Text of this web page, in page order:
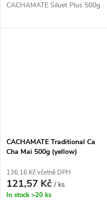
CACHAMATE Siluet Plus 500g
CACHAMATE Traditional Ca
Cha Mai 500g (yellow)
136,16 Kč včetně DPH
121,57 Kč/ ks
In stock >20 ks